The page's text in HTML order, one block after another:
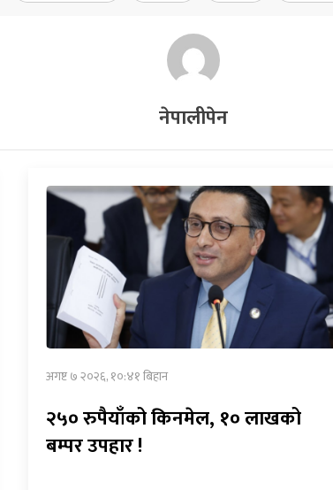
नेपालीपेन
अगष्ट ७ २०२६, १०:४१ बिहान
२५० रुपैयाँको किनमेल, १० लाखको
बम्पर उपहार !